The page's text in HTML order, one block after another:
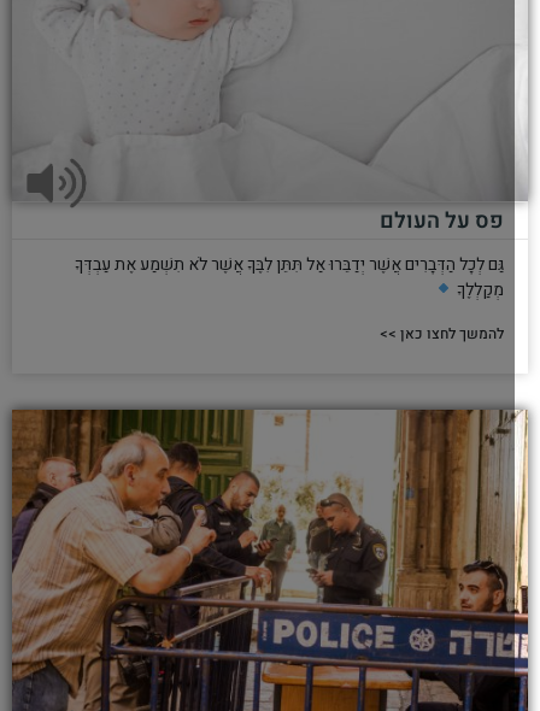
פס על העולם
גַּם לְכָל הַדְּבָרִים אֲשֶׁר יְדַבֵּרוּ אַל תִּתֵּן לִבֶּךָ אֲשֶׁר לֹא תִשְׁמַע אֶת עַבְדְּךָ
מְקַלְלֶךָ
להמשך לחצו כאן >>